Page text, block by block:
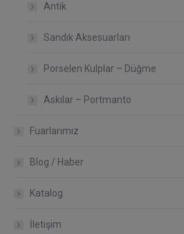
Antik
Sandık Aksesuarları
Porselen Kulplar – Düğme
Askılar – Portmanto
Fuarlarımız
Blog / Haber
Katalog
İletişim